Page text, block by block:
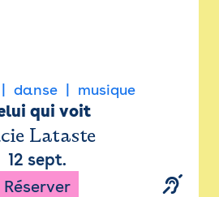
danse musique
qui voit
Lataste
12 sept.
Réserver